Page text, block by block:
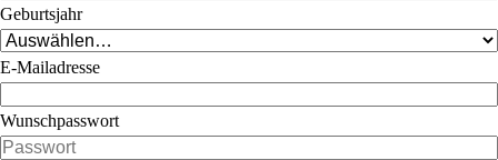
Geburtsjahr
E-Mailadresse
Wunschpasswort